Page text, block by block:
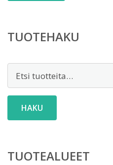
TUOTEHAKU
HAKU
TUOTEALUEET